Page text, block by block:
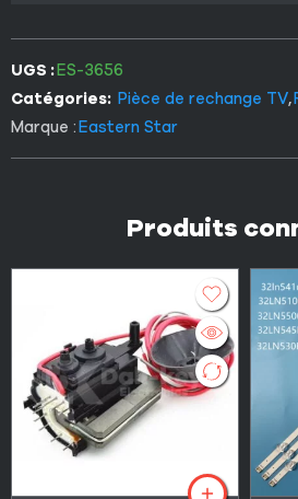
UGS :ES-3656
Catégories: Pièce de rechange TV,
Marque :Eastern Star
Produits